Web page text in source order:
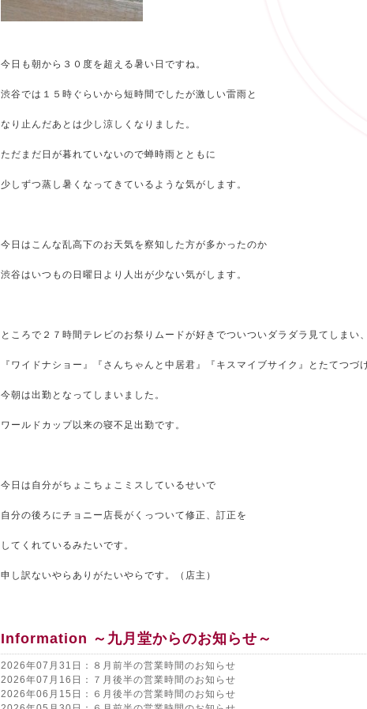
今日も朝から３０度を超える暑い日ですね。
渋谷では１５時ぐらいから短時間でしたが激しい雷雨と
なり止んだあとは少し涼しくなりました。
ただまだ日が暮れていないので蝉時雨とともに
少しずつ蒸し暑くなってきているような気がします。
今日はこんな乱高下のお天気を察知した方が多かったのか
渋谷はいつもの日曜日より人出が少ない気がします。
ところで２７時間テレビのお祭りムードが好きでついついダラダラ見てしまい
『ワイドナショー』『さんちゃんと中居君』『キスマイブサイク』とたてつづ
今朝は出勤となってしまいました。
ワールドカップ以来の寝不足出勤です。
今日は自分がちょこちょこミスしているせいで
自分の後ろにチョニー店長がくっついて修正、訂正を
してくれているみたいです。
申し訳ないやらありがたいやらです。（店主）
Information ～九月堂からのお知らせ～
2026年07月31日：８月前半の営業時間のお知らせ
2026年07月16日：７月後半の営業時間のお知らせ
2026年06月15日：６月後半の営業時間のお知らせ